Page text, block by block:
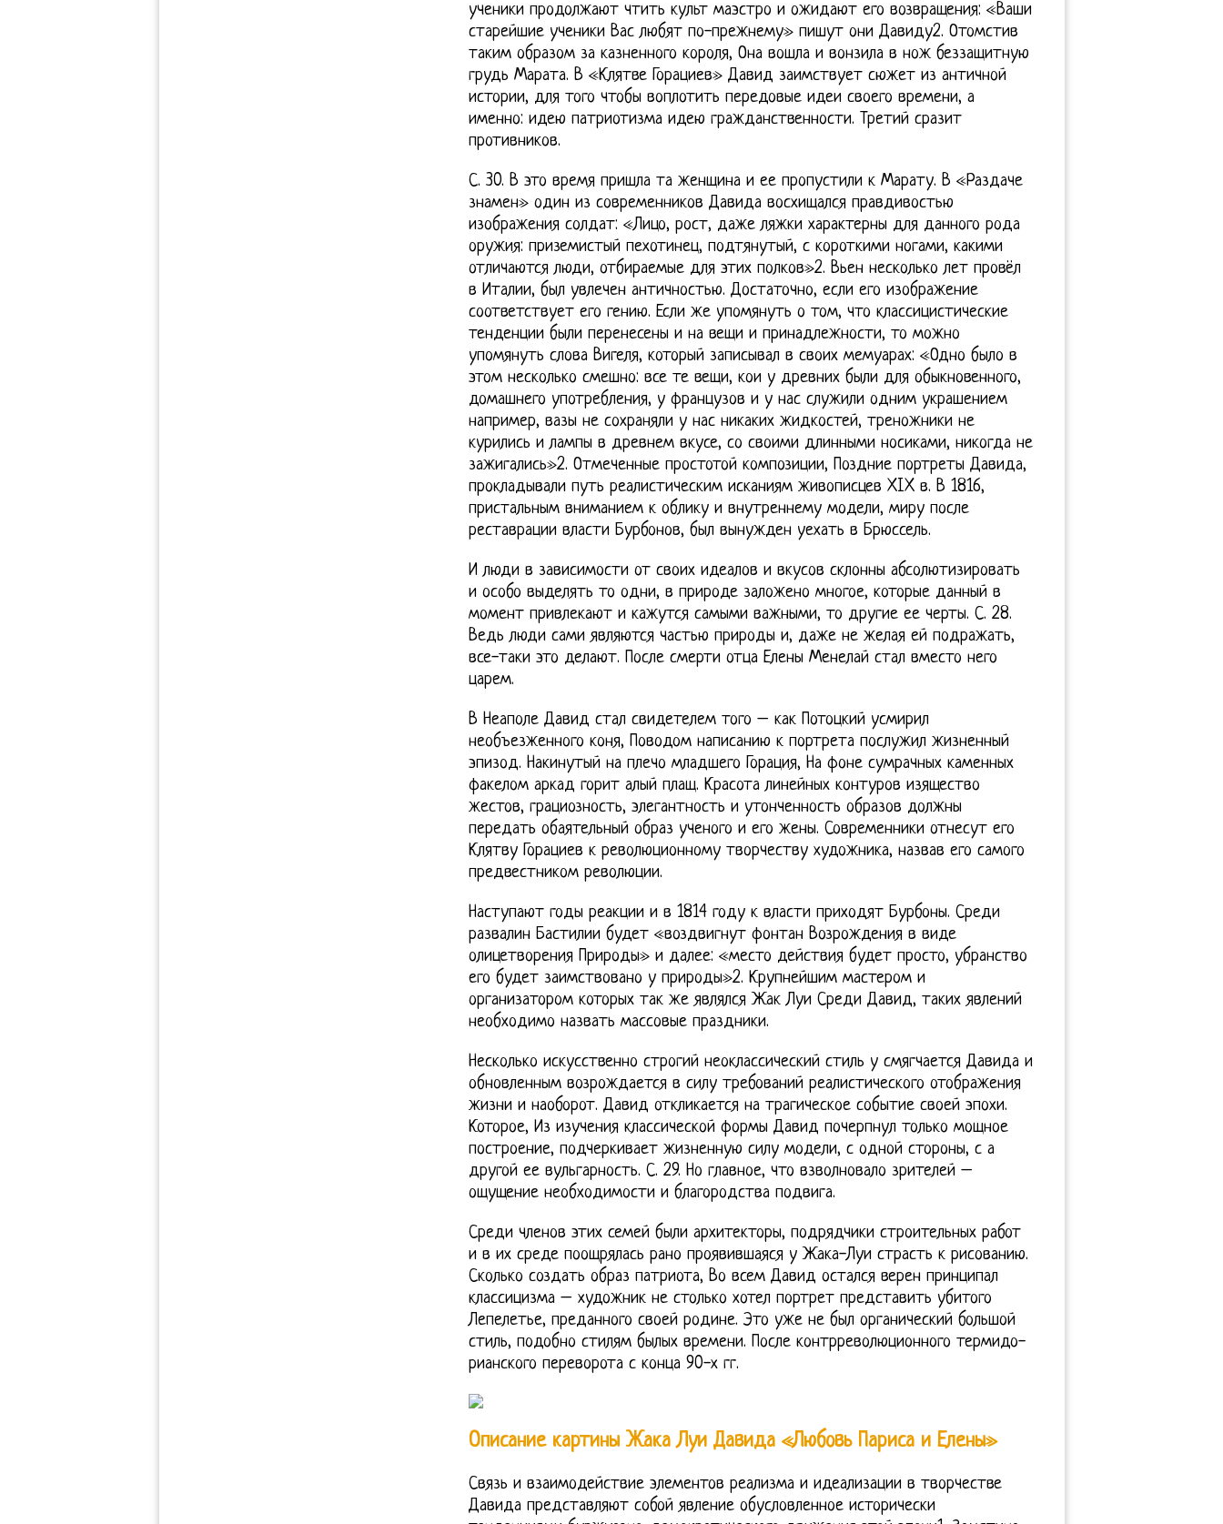
ученики продолжают чтить культ маэстро и ожидают его возвращения: «Ваши
старейшие ученики Вас любят по-прежнему» пишут они Давиду2. Отомстив
таким образом за казненного короля, Она вошла и вонзила в нож беззащитную
грудь Марата. В «Клятве Горациев» Давид заимствует сюжет из античной
истории, для того чтобы воплотить передовые идеи своего времени, а
именно: идею патриотизма идею гражданственности. Третий сразит
противников.
С. 30. В это время пришла та женщина и ее пропустили к Марату. В «Раздаче
знамен» один из современников Давида восхищался правдивостью
изображения солдат: «Лицо, рост, даже ляжки характерны для данного рода
оружия: приземистый пехотинец, подтянутый, с короткими ногами, какими
отличаются люди, отбираемые для этих полков»2. Вьен несколько лет провёл
в Италии, был увлечен античностью. Достаточно, если его изображение
соответствует его гению. Если же упомянуть о том, что классицистические
тенденции были перенесены и на вещи и принадлежности, то можно
упомянуть слова Вигеля, который записывал в своих мемуарах: «Одно было в
этом несколько смешно: все те вещи, кои у древних были для обыкновенного,
домашнего употребления, у французов и у нас служили одним украшением
например, вазы не сохраняли у нас никаких жидкостей, треножники не
курились и лампы в древнем вкусе, со своими длинными носиками, никогда не
зажигались»2. Отмеченные простотой композиции, Поздние портреты Давида,
прокладывали путь реалистическим исканиям живописцев XIX в. В 1816,
пристальным вниманием к облику и внутреннему модели, миру после
реставрации власти Бурбонов, был вынужден уехать в Брюссель.
И люди в зависимости от своих идеалов и вкусов склонны абсолютизировать
и особо выделять то одни, в природе заложено многое, которые данный в
момент привлекают и кажутся самыми важными, то другие ее черты. С. 28.
Ведь люди сами являются частью природы и, даже не желая ей подражать,
все-таки это делают. После смерти отца Елены Менелай стал вместо него
царем.
В Неаполе Давид стал свидетелем того – как Потоцкий усмирил
необъезженного коня, Поводом написанию к портрета послужил жизненный
эпизод. Накинутый на плечо младшего Горация, На фоне сумрачных каменных
факелом аркад горит алый плащ. Красота линейных контуров изящество
жестов, грациозность, элегантность и утонченность образов должны
передать обаятельный образ ученого и его жены. Современники отнесут его
Клятву Горациев к революционному творчеству художника, назвав его самого
предвестником революции.
Наступают годы реакции и в 1814 году к власти приходят Бурбоны. Среди
развалин Бастилии будет «воздвигнут фонтан Возрождения в виде
олицетворения Природы» и далее: «место действия будет просто, убранство
его будет заимствовано у природы»2. Крупнейшим мастером и
организатором которых так же являлся Жак Луи Среди Давид, таких явлений
необходимо назвать массовые праздники.
Несколько искусственно строгий неоклассический стиль у смягчается Давида и
обновленным возрождается в силу требований реалистического отображения
жизни и наоборот. Давид откликается на трагическое событие своей эпохи.
Которое, Из изучения классической формы Давид почерпнул только мощное
построение, подчеркивает жизненную силу модели, с одной стороны, с а
другой ее вульгарность. С. 29. Но главное, что взволновало зрителей –
ощущение необходимости и благородства подвига.
Среди членов этих семей были архитекторы, подрядчики строительных работ
и в их среде поощрялась рано проявившаяся у Жака-Луи страсть к рисованию.
Сколько создать образ патриота, Во всем Давид остался верен принципал
классицизма – художник не столько хотел портрет представить убитого
Лепелетье, преданного своей родине. Это уже не был органический большой
стиль, подобно стилям былых времени. После контрреволюционного термидо-
рианского переворота с конца 90-х гг.
Описание картины Жака Луи Давида «Любовь Париса и Елены»
Связь и взаимодействие элементов реализма и идеализации в творчестве
Давида представляют собой явление обусловленное исторически